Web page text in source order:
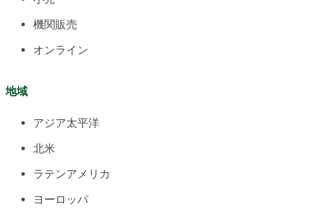
機関販売
オンライン
地域
アジア太平洋
北米
ラテンアメリカ
ヨーロッパ